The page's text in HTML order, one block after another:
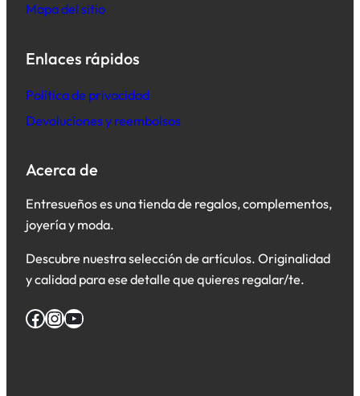
Mapa del sitio
Enlaces rápidos
Política de privacidad
Devoluciones y reembolsos
Acerca de
Entresueños es una tienda de regalos, complementos,
joyería y moda.
Descubre nuestra selección de artículos. Originalidad
y calidad para ese detalle que quieres regalar/te.
Facebook InstagramYouTube